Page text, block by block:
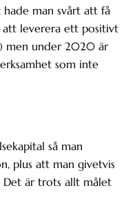
hade man svårt att få
att leverera ett positivt
men under 2020 är
som inte
så man
plus att man givetvis
Det är trots allt målet